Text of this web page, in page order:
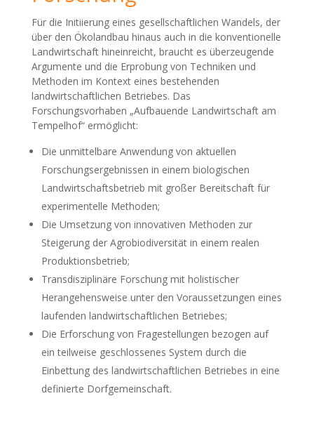
Für die Initiierung eines gesellschaftlichen Wandels, der
über den Ökolandbau hinaus auch in die konventionelle
Landwirtschaft hineinreicht, braucht es überzeugende
Argumente und die Erprobung von Techniken und
Methoden im Kontext eines bestehenden
landwirtschaftlichen Betriebes. Das
Forschungsvorhaben „Aufbauende Landwirtschaft am
Tempelhof“ ermöglicht:
Die unmittelbare Anwendung von aktuellen
Forschungsergebnissen in einem biologischen
Landwirtschaftsbetrieb mit großer Bereitschaft für
experimentelle Methoden;
Die Umsetzung von innovativen Methoden zur
Steigerung der Agrobiodiversität in einem realen
Produktionsbetrieb;
Transdisziplinäre Forschung mit holistischer
Herangehensweise unter den Voraussetzungen eines
laufenden landwirtschaftlichen Betriebes;
Die Erforschung von Fragestellungen bezogen auf
ein teilweise geschlossenes System durch die
Einbettung des landwirtschaftlichen Betriebes in eine
definierte Dorfgemeinschaft.